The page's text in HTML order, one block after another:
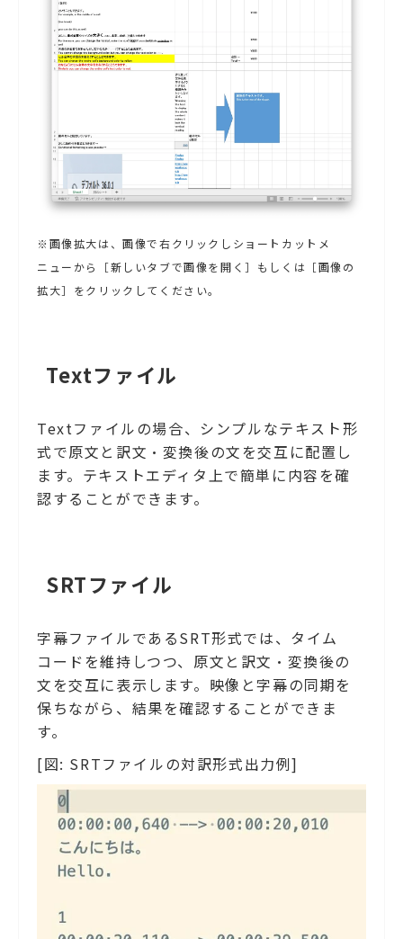
※画像拡大は、画像で右クリックしショートカットメ
ニューから［新しいタブで画像を開く］もしくは［画像の
拡大］をクリックしてください。
Textファイル
Textファイルの場合、シンプルなテキスト形
式で原文と訳文・変換後の文を交互に配置し
ます。テキストエディタ上で簡単に内容を確
認することができます。
SRTファイル
字幕ファイルであるSRT形式では、タイム
コードを維持しつつ、原文と訳文・変換後の
文を交互に表示します。映像と字幕の同期を
保ちながら、結果を確認することができま
す。
[図: SRTファイルの対訳形式出力例]